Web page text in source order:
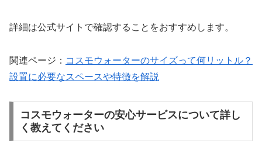
詳細は公式サイトで確認することをおすすめします。
関連ページ： コスモウォーターのサイズって何リットル？
設置に必要なスペースや特徴を解説
コスモウォーターの安心サービスについて詳し
く教えてください